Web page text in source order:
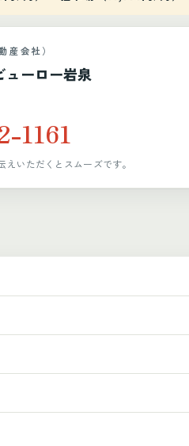
産会社）
ーロー岩泉
1161
えいただくとスムーズです。